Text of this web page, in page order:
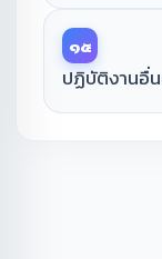
๑๕
ปฏิบัติงานอื่